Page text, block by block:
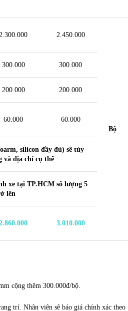
2.450.000
Bộ
300.000 300.000
200.000 200.000
60.000 60.000
silicon đầy đủ) sẽ tùy
và địa chỉ cụ thể
xe tại TP.HCM số lượng 5
lên
3.010.000
cộng thêm 300.000đ/bộ.
trí. Nhân viên sẽ báo giá chính xác theo